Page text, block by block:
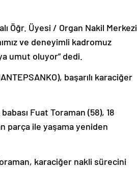
Öğr. Üyesi / Organ Nakil Merkezi
ve deneyimli kadromuz
umut oluyor” dedi.
başarılı karaciğer
Fuat Toraman (58), 18
parça ile yaşama yeniden
karaciğer nakli sürecini